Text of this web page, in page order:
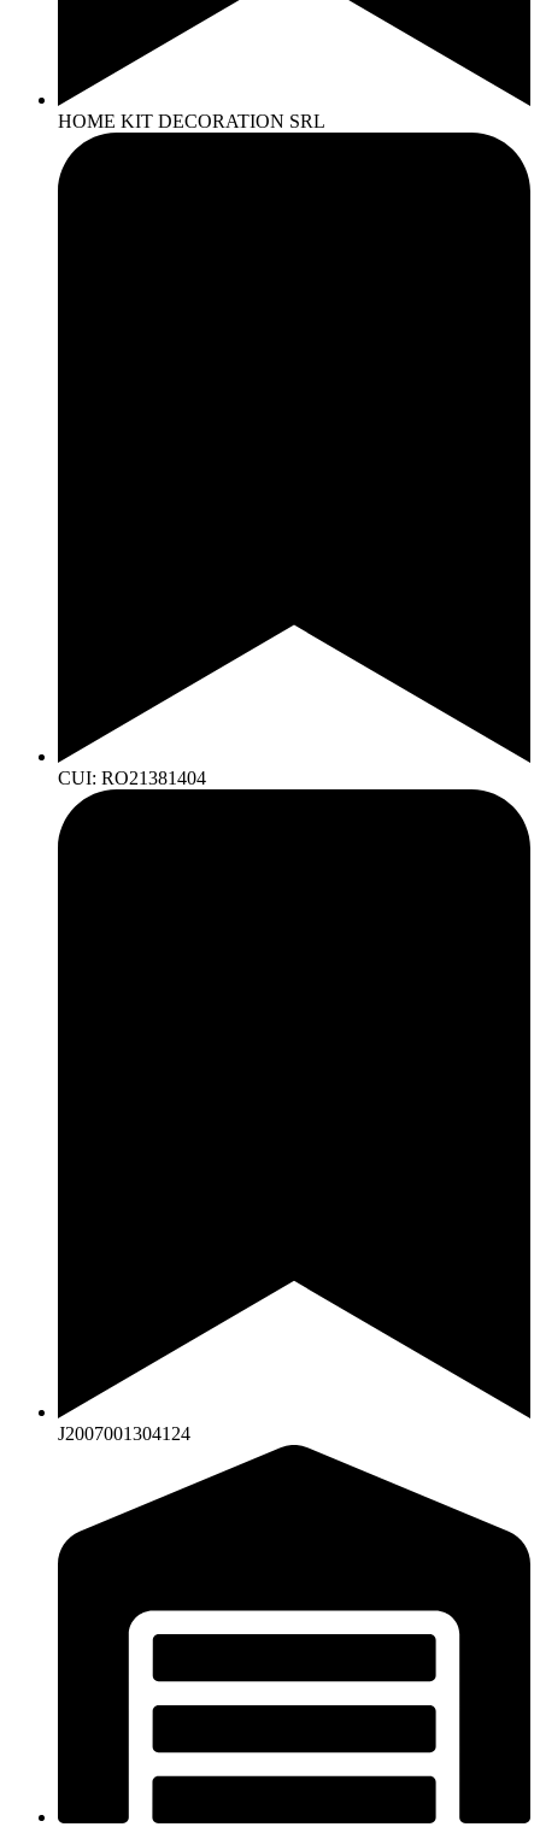
HOME KIT DECORATION SRL
CUI: RO21381404
J2007001304124